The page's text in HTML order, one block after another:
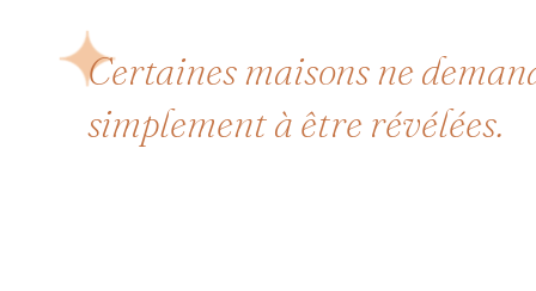
Certaines maisons ne
simplement à être révélées.